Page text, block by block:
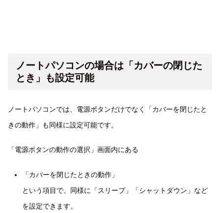
ノートパソコンの場合は「カバーの閉じた
とき」も設定可能
ノートパソコンでは、電源ボタンだけでなく「カバーを閉じたと
きの動作」も同様に設定可能です。
「電源ボタンの動作の選択」画面内にある
「カバーを閉じたときの動作」
という項目で、同様に「スリープ」「シャットダウン」など
を設定できます。